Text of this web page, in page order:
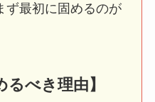
ず最初に固めるのが
るべき理由】